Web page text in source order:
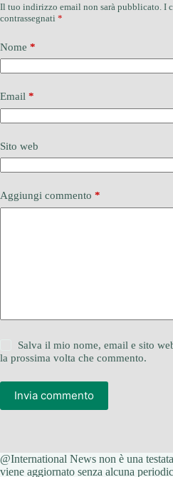
Il tuo indirizzo email non sarà pubblicato. I
contrassegnati *
Nome *
Email *
Sito web
Aggiungi commento *
Salva il mio nome, email e sito
la prossima volta che commento.
Invia commento
@International News non è una
viene aggiornato senza alcuna